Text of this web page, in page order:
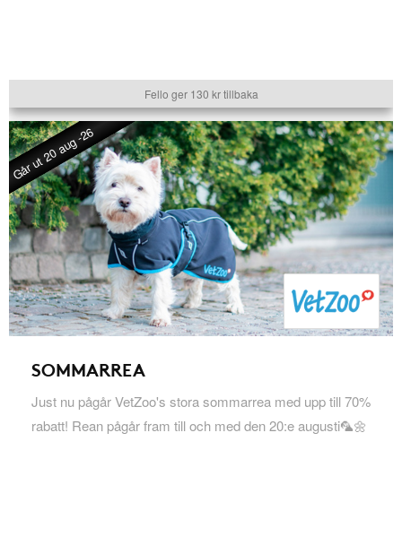
Fello ger 130 kr tillbaka
Går ut 20 aug -26
SOMMARREA
Just nu pågår VetZoo's stora sommarrea med upp till 70%
rabatt! Rean pågår fram till och med den 20:e augusti🦜🌼